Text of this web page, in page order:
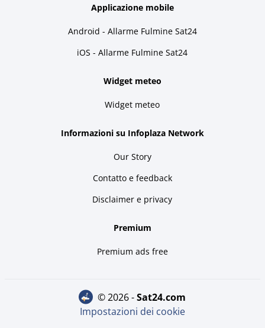
Applicazione mobile
Android - Allarme Fulmine Sat24
iOS - Allarme Fulmine Sat24
Widget meteo
Widget meteo
Informazioni su Infoplaza Network
Our Story
Contatto e feedback
Disclaimer e privacy
Premium
Premium ads free
© 2026 - sat24.com
Impostazioni dei cookie